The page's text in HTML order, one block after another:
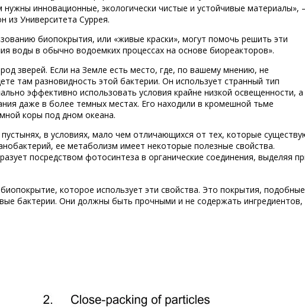
инновационные, экологически чистые и устойчивые материалы»,
из Университета Суррея.
биопокрытия, или «живые краски», могут помочь решить эти
воды в обычно водоемких процессах на основе биореакторов».
зверей. Если на Земле есть место, где, по вашему мнению, не
там разновидность этой бактерии. Он использует странный тип
эффективно использовать условия крайне низкой освещенности, а
даже в более темных местах. Его находили в кромешной тьме
коры под дном океана.
в условиях, мало чем отличающихся от тех, которые
ее метаболизм имеет некоторые полезные свойства.
посредством фотосинтеза в органические соединения, выделяя
которое использует эти свойства. Это покрытия, подобные
бактерии. Они должны быть прочными и не содержать ингредиентов,